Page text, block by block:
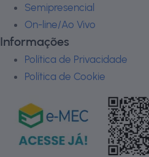
Semipresencial
On-line/Ao Vivo
Informações
Política de Privacidade
Política de Cookie